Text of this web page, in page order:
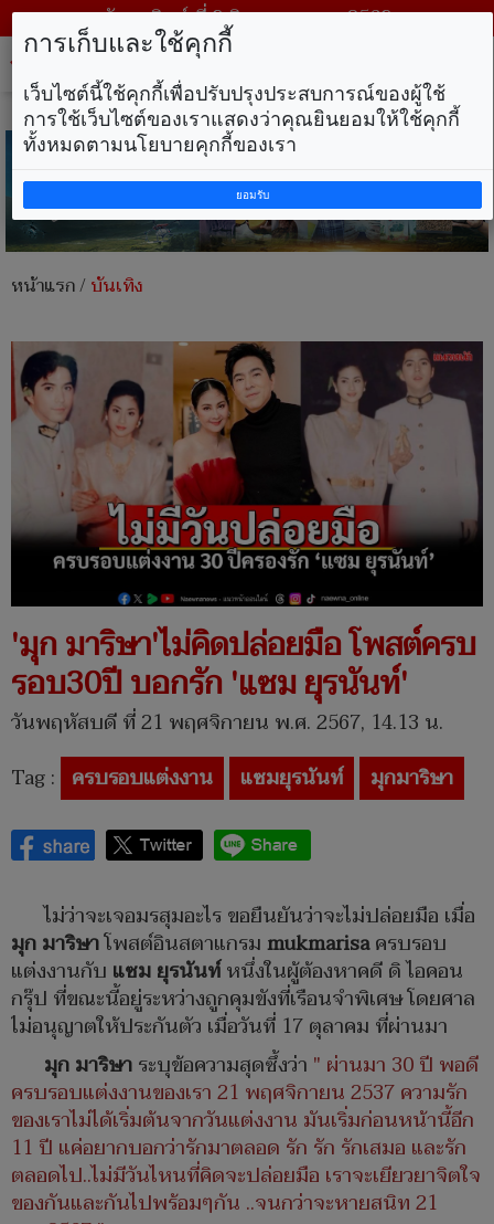
วันอาทิตย์ ที่ 9 สิงหาคม พ.ศ. 2569
หน้าแรก/บันเทิง
'มุก มาริษา'ไม่คิดปล่อยมือ โพสต์ครบ
รอบ30ปี บอกรัก 'แซม ยุรนันท์'
วันพฤหัสบดี ที่ 21 พฤศจิกายน พ.ศ. 2567, 14.13 น.
Tag : ครบรอบแต่งงาน แซมยุรนันท์ มุกมาริษา
ไม่ว่าจะเจอมรสุมอะไร ขอยืนยันว่าจะไม่ปล่อยมือ เมื่อ
มุก มาริษาโพสต์อินสตาแกรมmukmarisaครบรอบ
แต่งงานกับ แซม ยุรนันท์หนึ่งในผู้ต้องหาคดี ดิ ไอคอน
กรุ๊ป ที่ขณะนี้อยู่ระหว่างถูกคุมขังที่เรือนจำพิเศษ โดยศาล
ไม่อนุญาตให้ประกันตัว เมื่อวันที่ 17 ตุลาคม ที่ผ่านมา
มุก มาริษาระบุข้อความสุดซึ้งว่า " ผ่านมา 30 ปี พอดี
ครบรอบแต่งงานของเรา 21 พฤศจิกายน 2537 ความรัก
ของเราไม่ได้เริ่มต้นจากวันแต่งงาน มันเริ่มก่อนหน้านี้อีก
11 ปี แค่อยากบอกว่ารักมาตลอด รัก รัก รักเสมอ และรัก
ตลอดไป..ไม่มีวันไหนที่คิดจะปล่อยมือ เราจะเยียวยาจิตใจ
ของกันและกันไปพร้อมๆกัน ..จนกว่าจะหายสนิท 21
การเก็บและใช้คุกกี้
เว็บไซต์นี้ใช้คุกกี้เพื่อปรับปรุงประสบการณ์ของผู้ใช้
การใช้เว็บไซต์ของเราแสดงว่าคุณยินยอมให้ใช้คุกกี้
ทั้งหมดตามนโยบายคุกกี้ของเรา
ยอมรับ